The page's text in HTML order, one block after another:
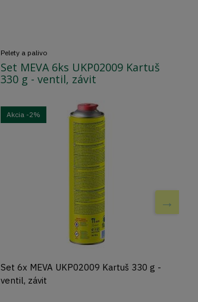
Pelety a palivo
Set MEVA 6ks UKP02009 Kartuš
330 g - ventil, závit
Akcia -2%
Set 6x MEVA UKP02009 Kartuš 330 g -
ventil, závit